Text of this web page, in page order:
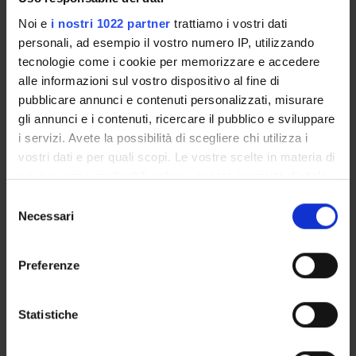
Noi e i nostri 1022 partner trattiamo i vostri dati
personali, ad esempio il vostro numero IP, utilizzando
tecnologie come i cookie per memorizzare e accedere
alle informazioni sul vostro dispositivo al fine di
pubblicare annunci e contenuti personalizzati, misurare
gli annunci e i contenuti, ricercare il pubblico e sviluppare
i servizi. Avete la possibilità di scegliere chi utilizza i
vostri dati e per quali scopi. Le vostre scelte in materia di
privacy sono applicabili solo su questa proprietà digitale
modificare o revocare il proprio consenso in qualsiasi
momento dalla Dichiarazione sui cookie o facendo clic
raccogliere informazioni sulla tua posizione
geografica, con un'approssimazione di qualche
delNecessari
Preferenze
Statistiche
frammenta il linguaggio fino a renderlo irriconoscibile.
PARTECIPANTI AL PROGETTO
Simona Brunetti
Professore associato
Monica Cristini
Ricercatore a tempo determinato
Cultore della materia
Andrea Cominetti